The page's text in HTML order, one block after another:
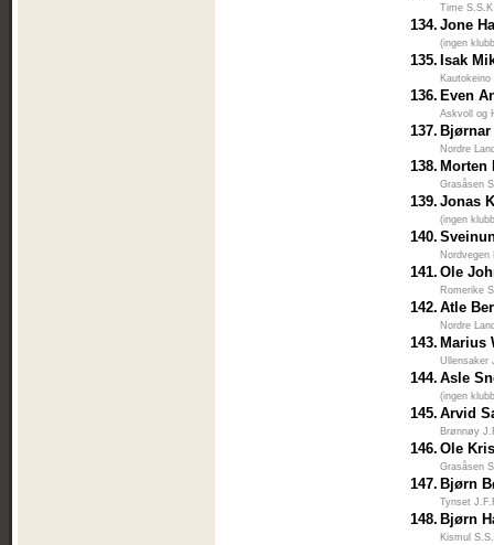
Time S.S.K
134. Jone
(ingen
135. Isak
136. Even
Askvoll og
137.
Nordre
138. Morten
Grasåsen
139. Jonas
(ingen
140.
Nordvegen
141. Ole
Romerike
142. Atle
Nordre
143. Marius
Ullensaker
144. Asle
(ingen
145. Arvid
Brønnøy
146. Ole
Grasåsen
147. Bjørn
Tynset
148. Bjørn
Kismul